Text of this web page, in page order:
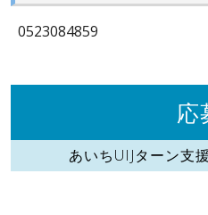
0523084859
応
あいちUIJターン支